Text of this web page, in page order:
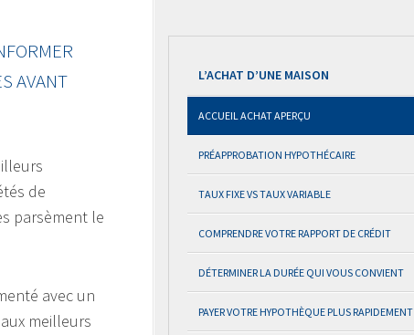
AVANT
de
parsèment le
avec un
meilleurs
L’ACHAT D’UNE MAISON
ACCUEIL ACHAT APERÇU
PRÉAPPROBATION HYPOTHÉCAIRE
TAUX FIXE VS TAUX VARIABLE
COMPRENDRE VOTRE RAPPORT DE CRÉDIT
DÉTERMINER LA DURÉE QUI VOUS CONVIENT
PAYER VOTRE HYPOTHÈQUE PLUS RAPIDEMENT